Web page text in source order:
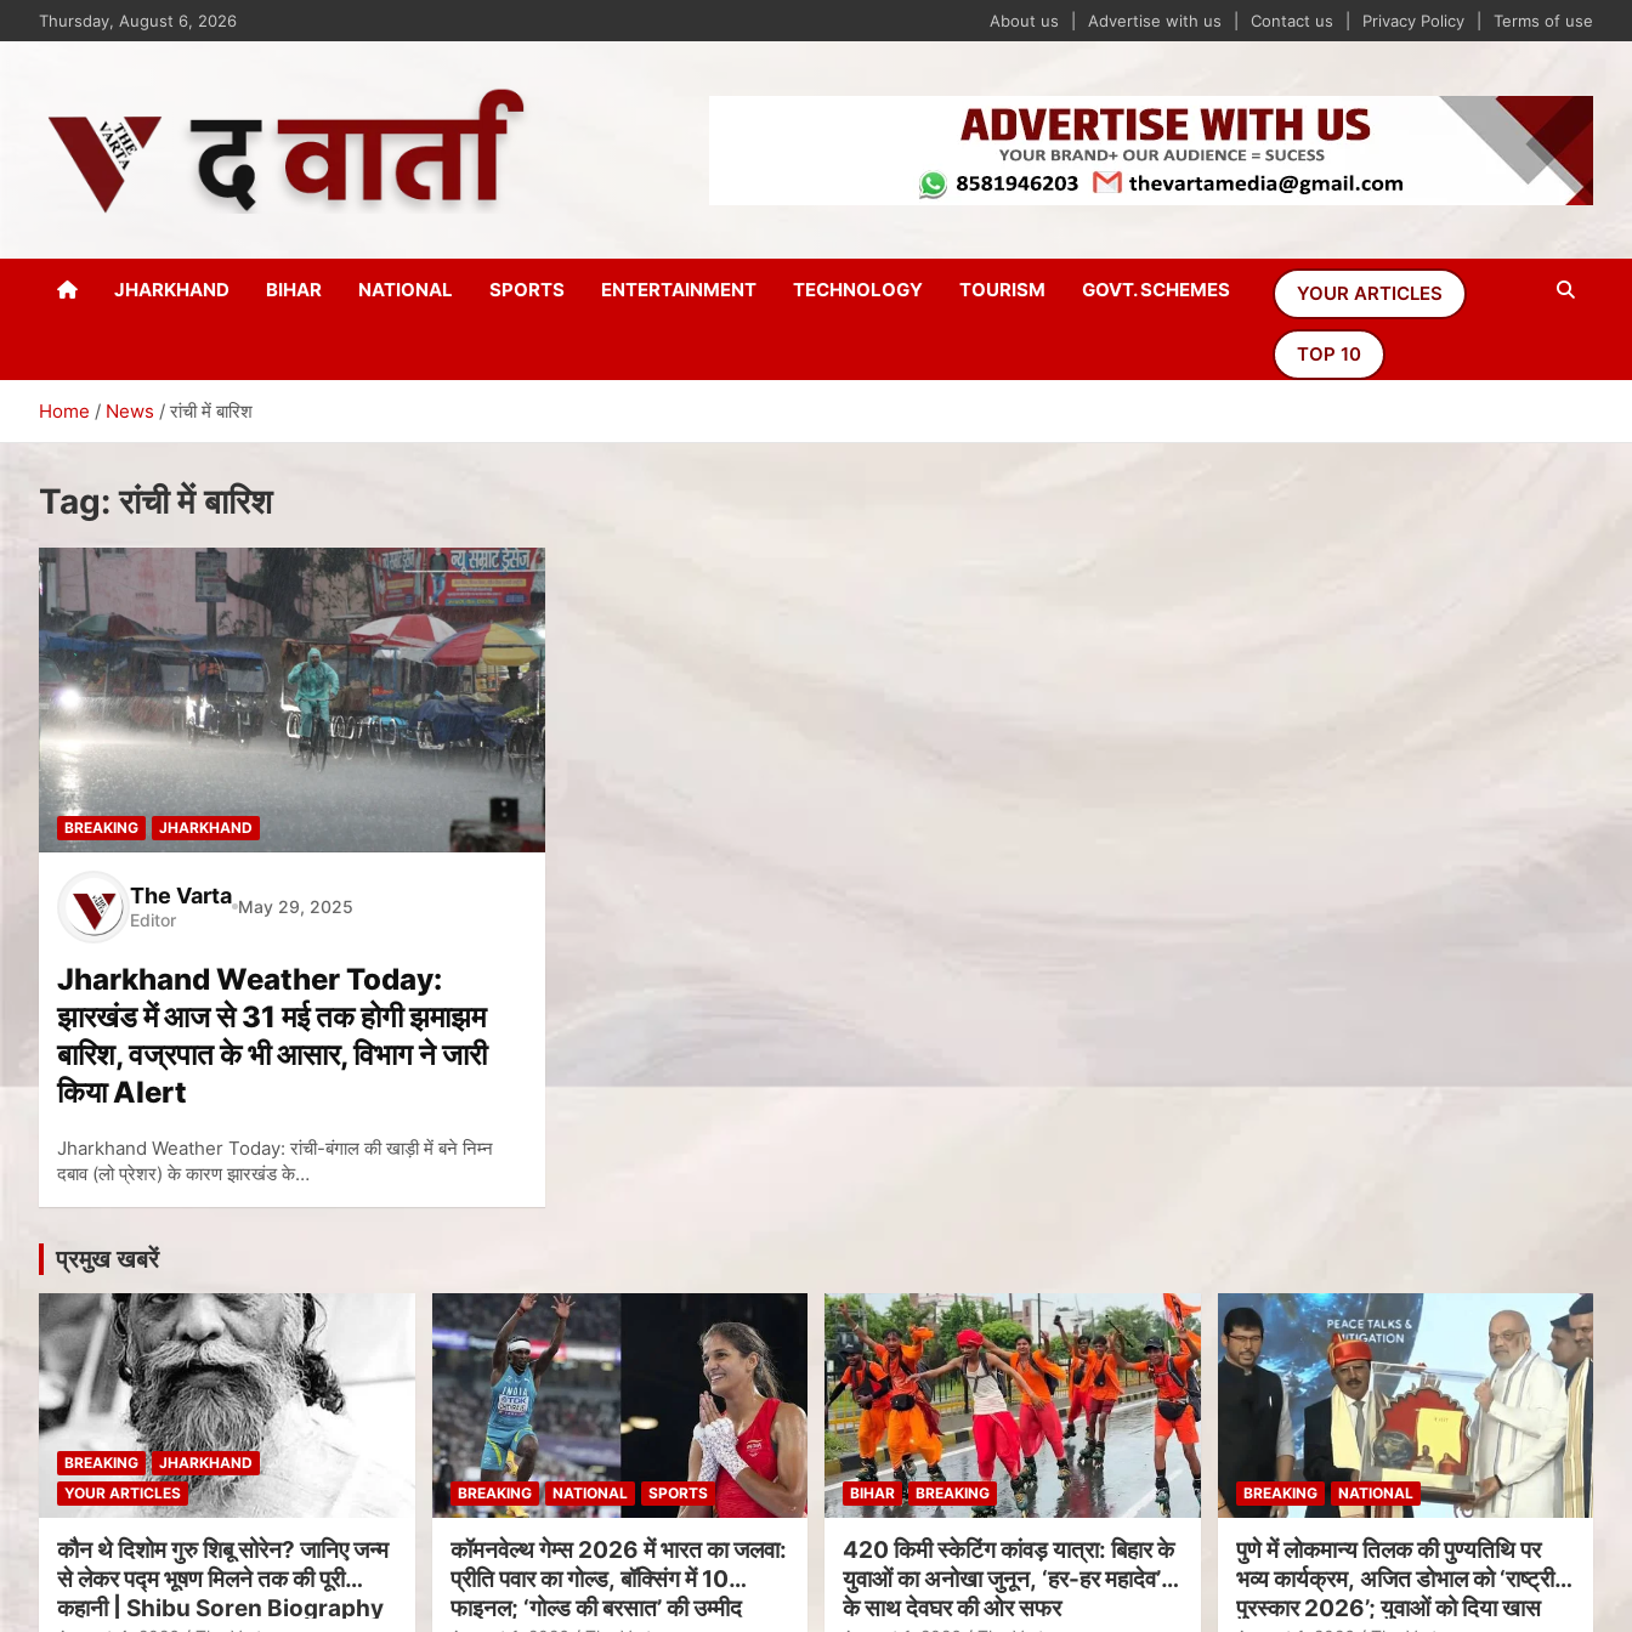
Thursday, August 6, 2026 About us Advertise with us Contact us Privacy Policy Terms of use
The Varta
JHARKHAND BIHAR NATIONAL SPORTS ENTERTAINMENT TECHNOLOGY TOURISM GOVT. SCHEMES YOUR ARTICLES
TOP 10
Home News रांची में बारिश
Tag:रांची में बारिश
BREAKING JHARKHAND
The Varta
Editor
May 29, 2025
Jharkhand Weather Today:
झारखंड में आज से 31 मई तक होगी झमाझम
बारिश, वज्रपात के भी आसार, विभाग ने जारी
किया Alert
Jharkhand Weather Today: रांची-बंगाल की खाड़ी में बने निम्न
दबाव (लो प्रेशर) के कारण झारखंड के…
प्रमुख खबरें
BREAKING
JHARKHAND
YOUR ARTICLES
कौन थे दिशोम गुरु शिबू सोरेन? जानिए जन्म
से लेकर पद्म भूषण मिलने तक की पूरी
कहानी | Shibu Soren Biography
BREAKING NATIONAL SPORTS
कॉमनवेल्थ गेम्स 2026 में भारत का जलवा:
प्रीति पवार का गोल्ड, बॉक्सिंग में 10
फाइनल; ‘गोल्ड की बरसात’ की उम्मीद
BIHAR BREAKING
420 किमी स्केटिंग कांवड़ यात्रा: बिहार के
युवाओं का अनोखा जुनून, ‘हर-हर महादेव’
के साथ देवघर की ओर सफर
BREAKING NATIONAL
पुणे में लोकमान्य तिलक की पुण्यतिथि पर
भव्य कार्यक्रम, अजित डोभाल को ‘राष्ट्रीय
पुरस्कार 2026’; युवाओं को दिया खास